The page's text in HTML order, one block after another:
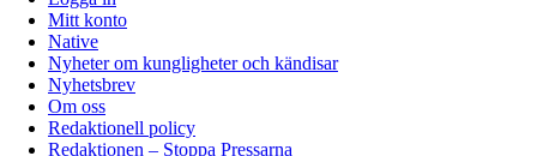
Mitt konto
Native
Nyheter om kungligheter och kändisar
Nyhetsbrev
Om oss
Redaktionell policy
Redaktionen – Stoppa Pressarna